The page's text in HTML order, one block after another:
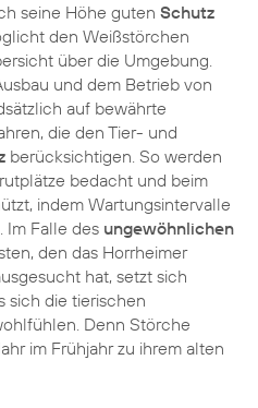
seine Höhe guten Schutz
den Weißstörchen
über die Umgebung.
und dem Betrieb von
auf bewährte
die den Tier- und
berücksichtigen. So werden
bedacht und beim
indem Wartungsintervalle
Im Falle des ungewöhnlichen
den das Horrheimer
hat, setzt sich
sich die tierischen
Denn Störche
im Frühjahr zu ihrem alten